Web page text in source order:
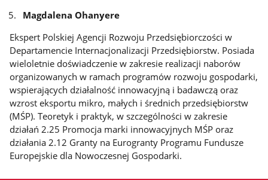
Magdalena Ohanyere
Ekspert Polskiej Agencji Rozwoju Przedsiębiorczości w
Departamencie Internacjonalizacji Przedsiębiorstw. Posiada
wieloletnie doświadczenie w zakresie realizacji naborów
organizowanych w ramach programów rozwoju gospodarki,
wspierających działalność innowacyjną i badawczą oraz
wzrost eksportu mikro, małych i średnich przedsiębiorstw
(MŚP). Teoretyk i praktyk, w szczególności w zakresie
działań 2.25 Promocja marki innowacyjnych MŚP oraz
działania 2.12 Granty na Eurogranty Programu Fundusze
Europejskie dla Nowoczesnej Gospodarki.